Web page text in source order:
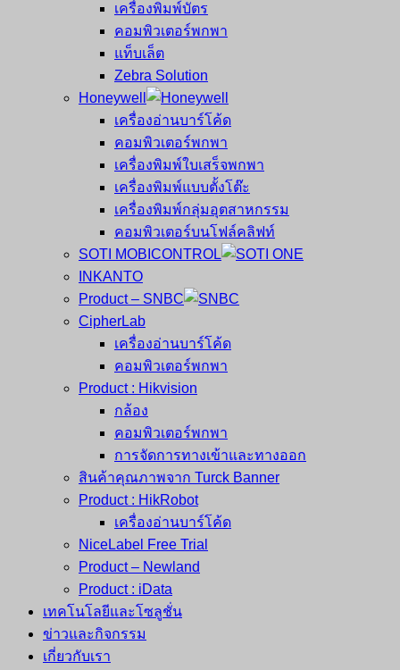
เครื่องพิมพ์บัตร
คอมพิวเตอร์พกพา
แท็บเล็ต
Zebra Solution
Honeywell
เครื่องอ่านบาร์โค้ด
คอมพิวเตอร์พกพา
เครื่องพิมพ์ใบเสร็จพกพา
เครื่องพิมพ์แบบตั้งโต๊ะ
เครื่องพิมพ์กลุ่มอุตสาหกรรม
คอมพิวเตอร์บนโฟล์คลิฟท์
SOTI MOBICONTROL
INKANTO
Product – SNBC
CipherLab
เครื่องอ่านบาร์โค้ด
คอมพิวเตอร์พกพา
Product : Hikvision
กล้อง
คอมพิวเตอร์พกพา
การจัดการทางเข้าและทางออก
สินค้าคุณภาพจาก Turck Banner
Product : HikRobot
เครื่องอ่านบาร์โค้ด
NiceLabel Free Trial
Product – Newland
Product : iData
เทคโนโลยีและโซลูชั่น
ข่าวและกิจกรรม
เกี่ยวกับเรา